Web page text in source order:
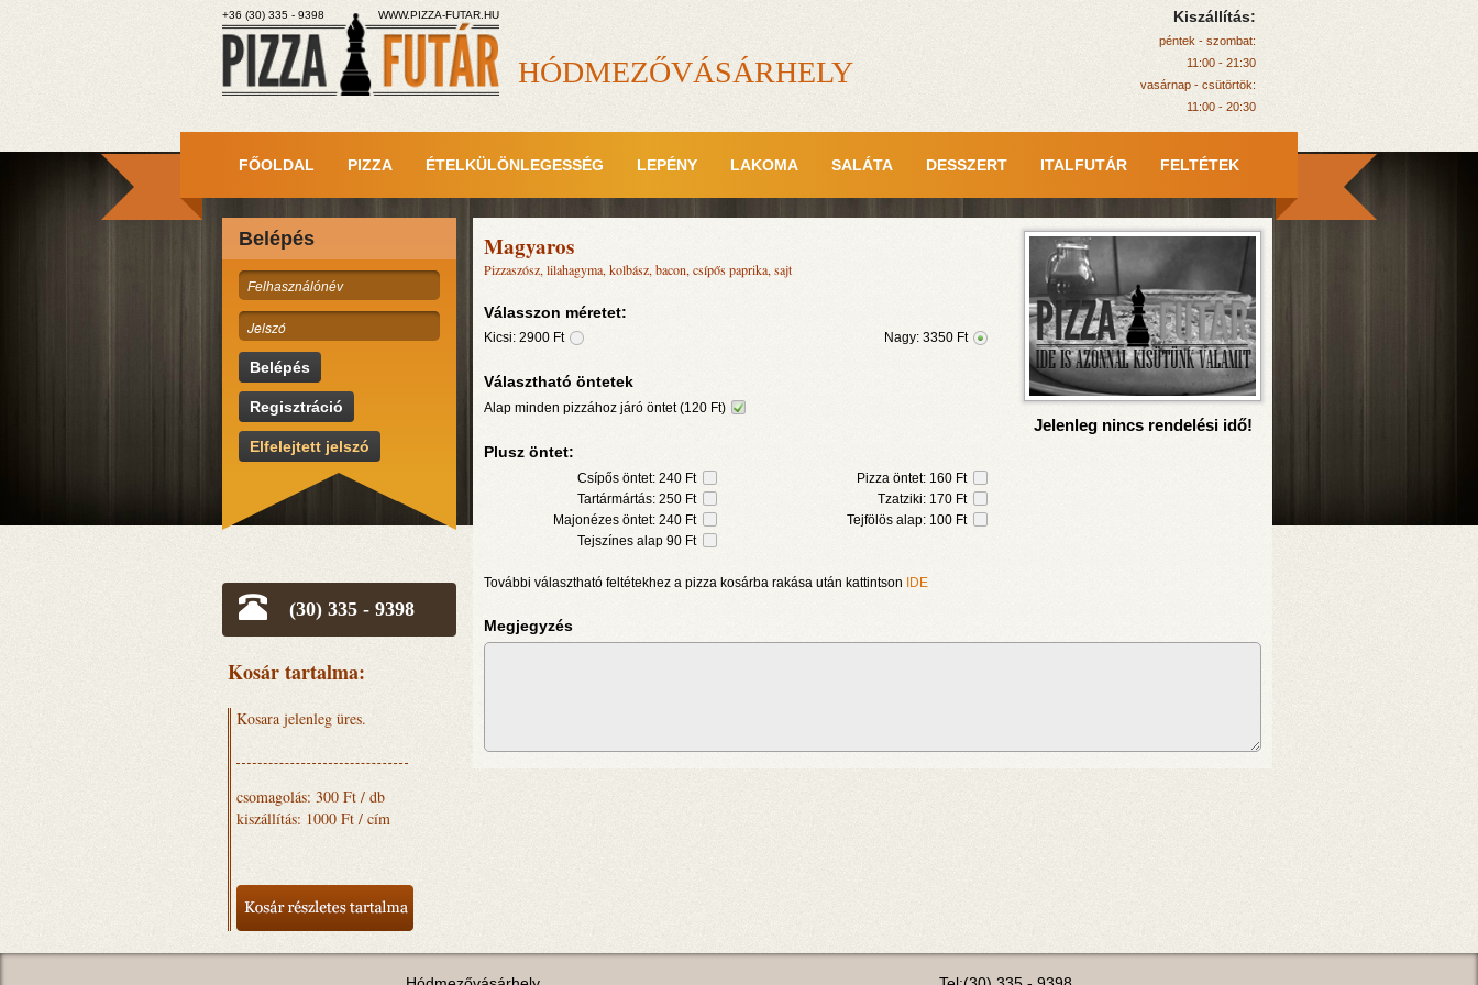
+36 (30) 335 - 9398 WWW.PIZZA-FUTAR.HU
HÓDMEZŐVÁSÁRHELY
Kiszállítás:
péntek - szombat:
11:00 - 21:30
vasárnap - csütörtök:
11:00 - 20:30
FŐOLDAL PIZZA ÉTELKÜLÖNLEGESSÉG LEPÉNY LAKOMA SALÁTA DESSZERT ITALFUTÁR FELTÉTEK
Belépés
Belépés
Regisztráció
Elfelejtett jelszó
(30) 335 - 9398
Kosár tartalma:
Kosara jelenleg üres.
csomagolás: 300 Ft / db
kiszállítás: 1000 Ft / cím
Magyaros
Pizzaszósz, lilahagyma, kolbász, bacon, csípős paprika, sajt
Válasszon méretet:
Kicsi: 2900Ft Nagy:3350 Ft
Választható öntetek
Alap minden pizzához járó öntet (120 Ft)
Plusz öntet:
Csípős öntet: 240 Ft
Tartármártás: 250 Ft
Majonézes öntet: 240 Ft
Tejszínes alap 90 Ft
Pizza öntet: 160 Ft
Tzatziki: 170 Ft
Tejfölös alap: 100 Ft
További választható feltétekhez a pizza kosárba rakása után kattintson IDE
Jelenleg nincs rendelési idő!
Megjegyzés